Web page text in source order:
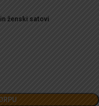
ženski satovi